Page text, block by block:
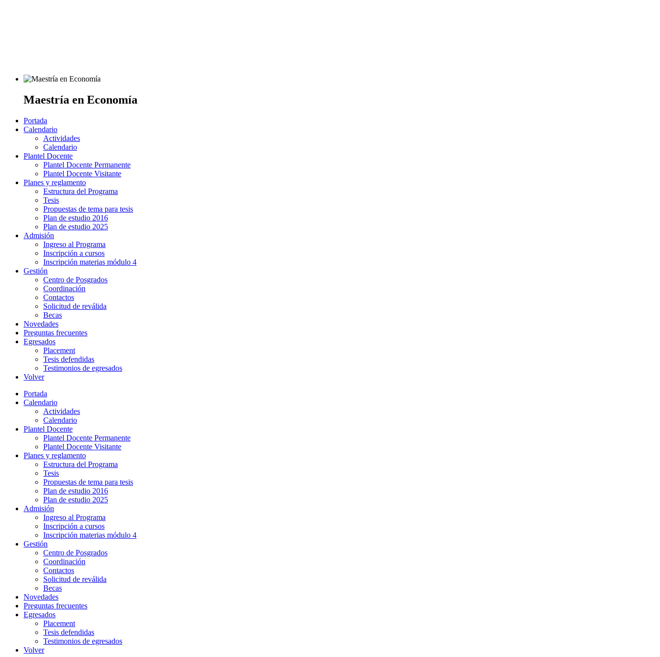
Maestría en Economía
Portada
Calendario
Actividades
Calendario
Plantel Docente
Plantel Docente Permanente
Plantel Docente Visitante
Planes y reglamento
Estructura del Programa
Tesis
Propuestas de tema para tesis
Plan de estudio 2016
Plan de estudio 2025
Admisión
Ingreso al Programa
Inscripción a cursos
Inscripción materias módulo 4
Gestión
Centro de Posgrados
Coordinación
Contactos
Solicitud de reválida
Becas
Novedades
Preguntas frecuentes
Egresados
Placement
Tesis defendidas
Testimonios de egresados
Volver
Portada
Calendario
Actividades
Calendario
Plantel Docente
Plantel Docente Permanente
Plantel Docente Visitante
Planes y reglamento
Estructura del Programa
Tesis
Propuestas de tema para tesis
Plan de estudio 2016
Plan de estudio 2025
Admisión
Ingreso al Programa
Inscripción a cursos
Inscripción materias módulo 4
Gestión
Centro de Posgrados
Coordinación
Contactos
Solicitud de reválida
Becas
Novedades
Preguntas frecuentes
Egresados
Placement
Tesis defendidas
Testimonios de egresados
Volver